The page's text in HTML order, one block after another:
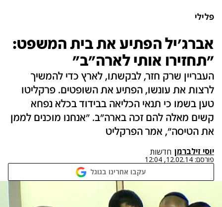
פלילי
אברג'יל הפתיע את בית המשפט:
"תחזירו אותי לארה"ב"
העבריין שרק חזר, לבקשתו, לארץ כדי להמשיך
לרצות את עונשו, הפתיע את השופטים. פרקליטו
טען בשמו כי תנאי הכליאה בבידוד בכלא נפחא
קשים מאלה להם זכה בארה"ב. "אנחנו מוכנים לממן
את הטיסה", אמר הפרקליט
יוסי זילברמן חדשות
פורסם: 12.02.14, 12:04
עקבו אחרינו בגוגל